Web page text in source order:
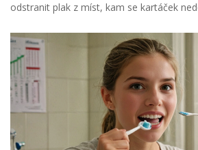
odstranit plak z míst, kam se kartáček